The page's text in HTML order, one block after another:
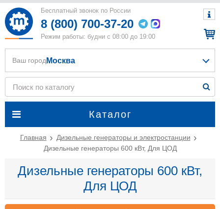
Бесплатный звонок по России
8 (800) 700-37-20
Режим работы: будни с 08:00 до 19:00
Каталог
Ваш город Москва
Главная
Дизельные генераторы и электростанции
Дизельные генераторы 600 кВт, Для ЦОД
Дизельные генераторы 600 кВт,
Для ЦОД